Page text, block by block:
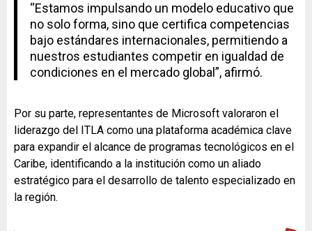
“Estamos impulsando un modelo educativo que
no solo forma, sino que certifica competencias
bajo estándares internacionales, permitiendo a
nuestros estudiantes competir en igualdad de
condiciones en el mercado global”, afirmó.
Por su parte, representantes de Microsoft valoraron el
liderazgo del ITLA como una plataforma académica clave
para expandir el alcance de programas tecnológicos en el
Caribe, identificando a la institución como un aliado
estratégico para el desarrollo de talento especializado en
la región.